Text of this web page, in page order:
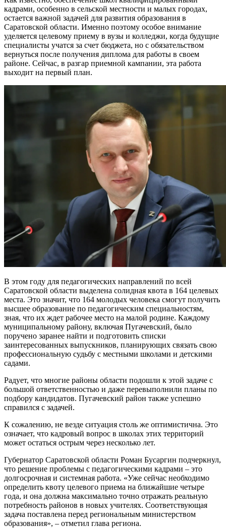
кадрами, особенно в сельской местности и малых городах,
остается важной задачей для развития образования в
Саратовской области. Именно поэтому особое внимание
уделяется целевому приему в вузы и колледжи, когда будущие
специалисты учатся за счет бюджета, но с обязательством
вернуться после получения диплома для работы в своем
районе. Сейчас, в разгар приемной кампании, эта работа
выходит на первый план.
В этом году для педагогических направлений по всей
Саратовской области выделена солидная квота в 164 целевых
места. Это значит, что 164 молодых человека смогут получить
высшее образование по педагогическим специальностям,
зная, что их ждет рабочее место на малой родине. Каждому
муниципальному району, включая Пугачевский, было
поручено заранее найти и подготовить списки
заинтересованных выпускников, планирующих связать свою
профессиональную судьбу с местными школами и детскими
садами.
Радует, что многие районы области подошли к этой задаче с
большой ответственностью и даже перевыполнили планы по
подбору кандидатов. Пугачевский район также успешно
справился с задачей.
К сожалению, не везде ситуация столь же оптимистична. Это
означает, что кадровый вопрос в школах этих территорий
может остаться острым через несколько лет.
Губернатор Саратовской области Роман Бусаргин подчеркнул,
что решение проблемы с педагогическими кадрами – это
долгосрочная и системная работа. «Уже сейчас необходимо
определить квоту целевого приема на ближайшие четыре
года, и она должна максимально точно отражать реальную
потребность районов в новых учителях. Соответствующая
задача поставлена перед региональным министерством
образования», – отметил глава региона.